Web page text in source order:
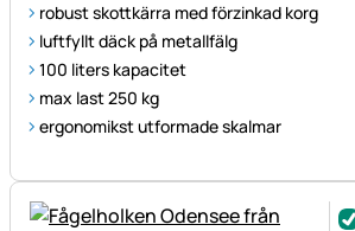
robust skottkärra med förzinkad korg
luftfyllt däck på metallfälg
100 liters kapacitet
max last 250 kg
ergonomikst utformade skalmar